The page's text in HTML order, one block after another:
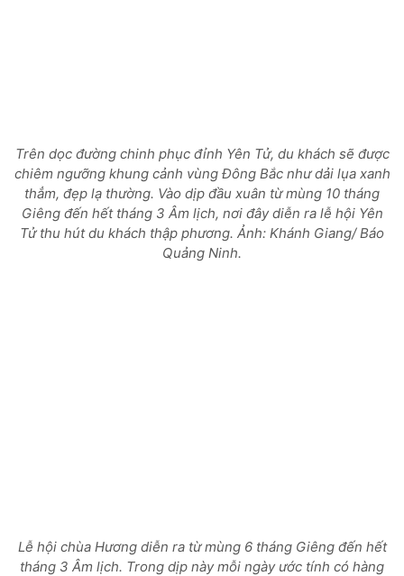
Trên dọc đường chinh phục đỉnh Yên Tử, du khách sẽ được
chiêm ngưỡng khung cảnh vùng Đông Bắc như dải lụa xanh
thẳm, đẹp lạ thường. Vào dịp đầu xuân từ mùng 10 tháng
Giêng đến hết tháng 3 Âm lịch, nơi đây diễn ra lễ hội Yên
Tử thu hút du khách thập phương. Ảnh: Khánh Giang/ Báo
Quảng Ninh.
Lễ hội chùa Hương diễn ra từ mùng 6 tháng Giêng đến hết
tháng 3 Âm lịch. Trong dịp này mỗi ngày ước tính có hàng